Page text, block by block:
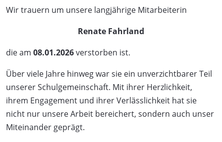
Wir trauern um unsere langjährige Mitarbeiterin
Renate Fahrland
die am 08.01.2026verstorben ist.
Über viele Jahre hinweg war sie ein unverzichtbarer Teil
unserer Schulgemeinschaft. Mit ihrer Herzlichkeit,
ihrem Engagement und ihrer Verlässlichkeit hat sie
nicht nur unsere Arbeit bereichert, sondern auch unser
Miteinander geprägt.